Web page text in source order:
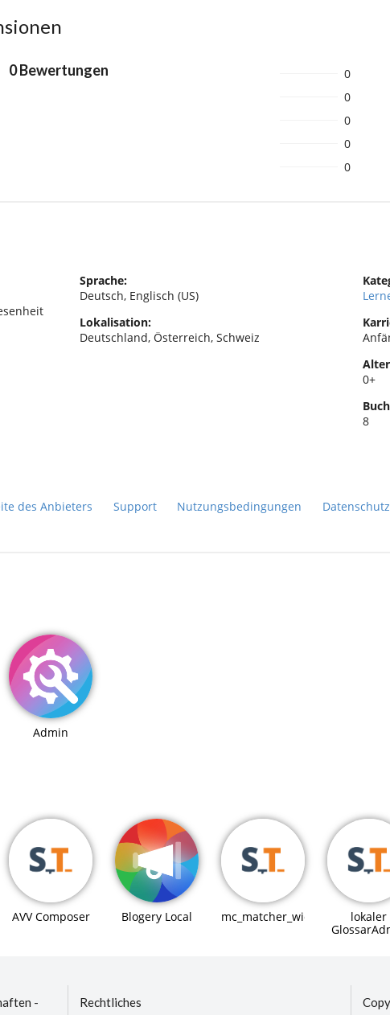
0 Bewertungen
0
0
0
0
0
Sprache:
Deutsch, Englisch (US)
Lokalisation:
Deutschland, Österreich, Schweiz
0+
8
des Anbieters Support Nutzungsbedingungen
Admin
AVV Composer Blogery Local mc_matcher_widget
lokaler
-
Rechtliches